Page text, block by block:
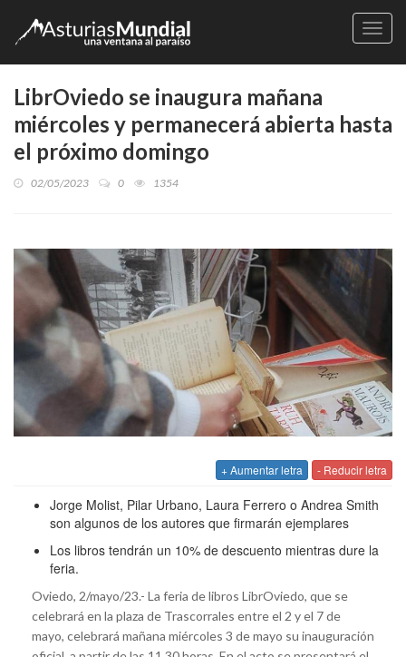
LibrOviedo se inaugura mañana
miércoles y permanecerá abierta hasta
el próximo domingo
02/05/2023 0 1354
+ Aumentar letra - Reducir letra
Jorge Molist, Pilar Urbano, Laura Ferrero o Andrea Smith
son algunos de los autores que firmarán ejemplares
Los libros tendrán un 10% de descuento mientras dure la
feria.
Oviedo, 2/mayo/23.- La feria de libros LibrOviedo, que se
celebrará en la plaza de Trascorrales entre el 2 y el 7 de
mayo, celebrará mañana miércoles 3 de mayo su inauguración